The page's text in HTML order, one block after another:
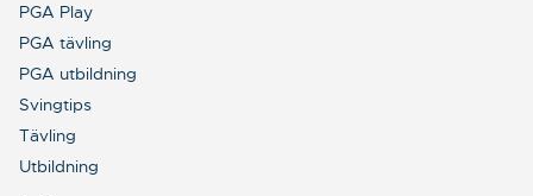
PGA Play
PGA tävling
PGA utbildning
Svingtips
Tävling
Utbildning